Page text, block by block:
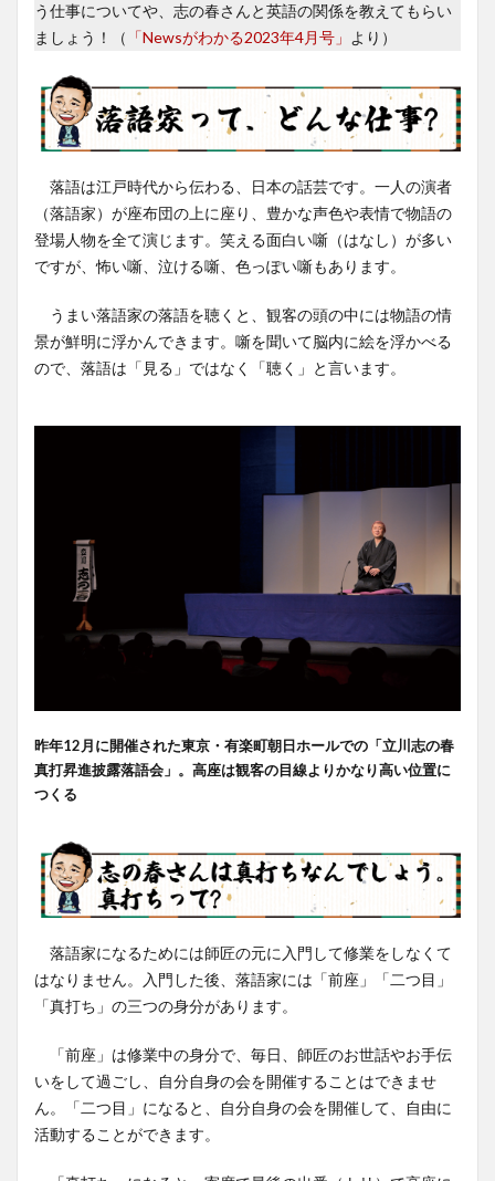
う仕事についてや、志の春さんと英語の関係を教えてもらい
ましょう！（ 「Newsがわかる2023年4月号」 より）
落語は江戸時代から伝わる、日本の話芸です。一人の演者
（落語家）が座布団の上に座り、豊かな声色や表情で物語の
登場人物を全て演じます。笑える面白い噺（はなし）が多い
ですが、怖い噺、泣ける噺、色っぽい噺もあります。
うまい落語家の落語を聴くと、観客の頭の中には物語の情
景が鮮明に浮かんできます。噺を聞いて脳内に絵を浮かべる
ので、落語は「見る」ではなく「聴く」と言います。
昨年12月に開催された東京・有楽町朝日ホールでの「立川志の春
真打昇進披露落語会」。高座は観客の目線よりかなり高い位置に
つくる
落語家になるためには師匠の元に入門して修業をしなくて
はなりません。入門した後、落語家には「前座」「二つ目」
「真打ち」の三つの身分があります。
「前座」は修業中の身分で、毎日、師匠のお世話やお手伝
いをして過ごし、自分自身の会を開催することはできませ
ん。「二つ目」になると、自分自身の会を開催して、自由に
活動することができます。